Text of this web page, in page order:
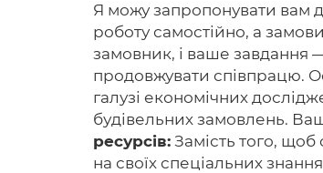
Я можу запропонувати вам
роботу самостійно, а
замовник, і ваше завдання
продовжувати співпрацю.
галузі економічних
будівельних замовлень.
ресурсів: Замість того,
на своїх спеціальних